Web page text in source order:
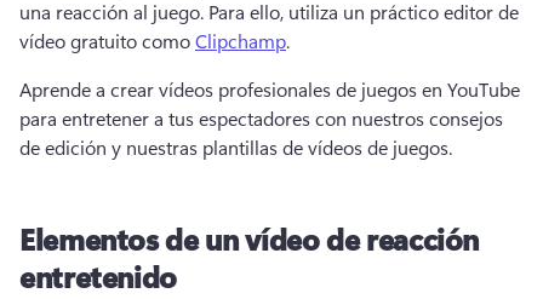
una reacción al juego. Para ello, utiliza un práctico editor de
vídeo gratuito como Clipchamp.
Aprende a crear vídeos profesionales de juegos en YouTube
para entretener a tus espectadores con nuestros consejos
de edición y nuestras plantillas de vídeos de juegos.
Elementos de un vídeo de reacción
entretenido